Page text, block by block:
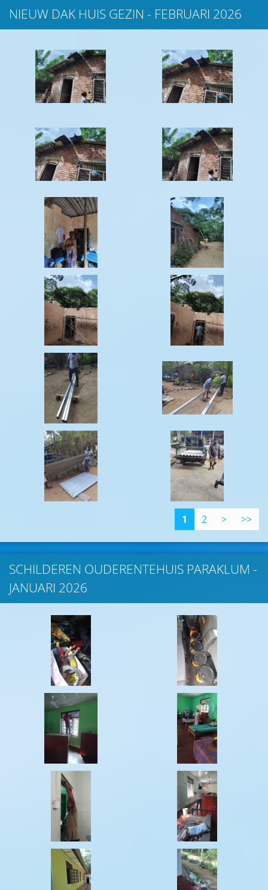
NIEUW DAK HUIS GEZIN - FEBRUARI 2026
1 2 > >>
SCHILDEREN OUDERENTEHUIS PARAKLUM -
JANUARI 2026